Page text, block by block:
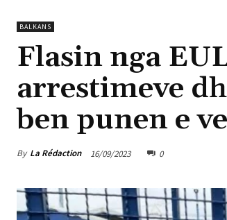
BALKANS
Flasin nga
arrestimeve
ben punen e
By La Rédaction 16/09/2023 0